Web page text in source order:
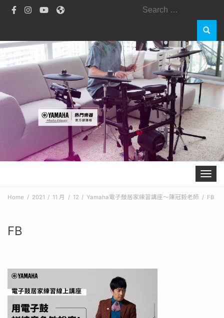
Search
Toggle
Home 2021 11 月 12 Yamaha電子鼓居家練習講座～陳冠毅老師 FB
FB